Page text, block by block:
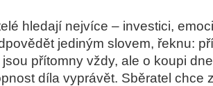
hledají nejvíce – investici,
jediným slovem, řeknu:
přítomny vždy, ale o koupi
díla vyprávět. Sběratel chce